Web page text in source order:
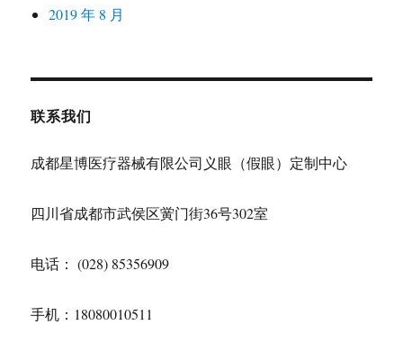
2019 年 8 月
联系我们
成都星博医疗器械有限公司义眼（假眼）定制中心
四川省成都市武侯区黉门街36号302室
电话： (028) 85356909
手机：18080010511